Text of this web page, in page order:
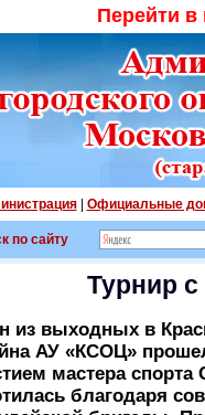
Перейти
| Официальные
по сайту
Турнир
из выходных в
АУ «КСОЦ»
мастера
благодаря